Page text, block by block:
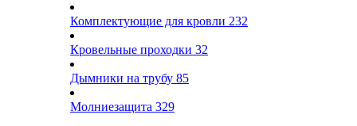
Комплектующие для кровли 232
Кровельные проходки 32
Дымники на трубу 85
Молниезащита 329